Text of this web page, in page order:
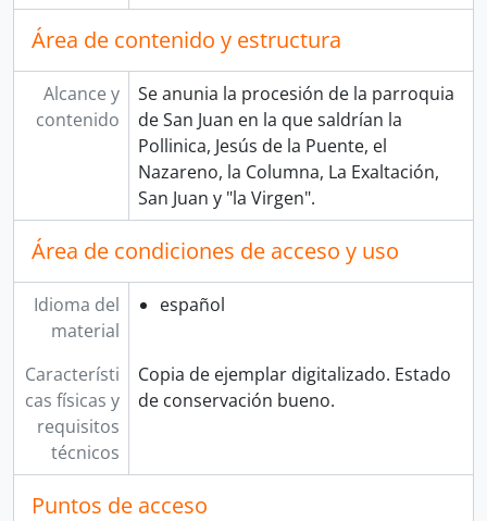
Área de contenido y estructura
Alcance y
contenido
Se anunia la procesión de la parroquia
de San Juan en la que saldrían la
Pollinica, Jesús de la Puente, el
Nazareno, la Columna, La Exaltación,
San Juan y "la Virgen".
Área de condiciones de acceso y uso
Idioma del
material
español
Característi
cas físicas y
requisitos
técnicos
Copia de ejemplar digitalizado. Estado
de conservación bueno.
Puntos de acceso